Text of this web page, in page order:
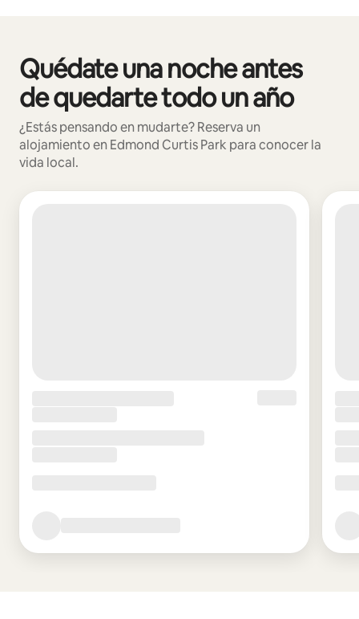
Quédate una noche antes
de quedarte todo un año
¿Estás pensando en mudarte? Reserva un
alojamiento en Edmond Curtis Park para conocer la
vida local.
Se muestran0 de 0 elementos